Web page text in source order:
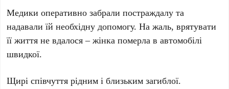
Медики оперативно забрали постраждалу та
надавали їй необхідну допомогу. На жаль, врятувати
її життя не вдалося – жінка померла в автомобілі
швидкої.
Щирі співчуття рідним і близьким загиблої.